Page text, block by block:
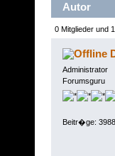
Autor
0 Mitglieder und
Administrator
Forumsguru
Beitr�ge: 3988